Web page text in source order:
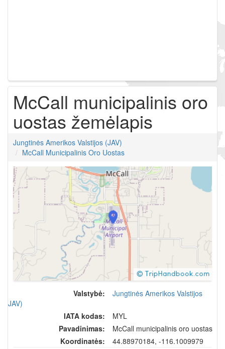
McCall municipalinis oro
uostas žemėlapis
Jungtinės Amerikos Valstijos (JAV)
McCall Municipalinis Oro Uostas
Valstybė:
Jungtinės Amerikos Valstijos
(JAV)
IATA kodas:
MYL
Pavadinimas:
McCall municipalinis oro uostas
Koordinatės:
44.88970184, -116.1009979